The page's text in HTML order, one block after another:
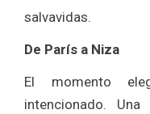
salvavidas.
De París a Niza
El momento
intencionado.